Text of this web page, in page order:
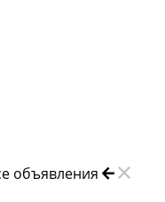
объявления